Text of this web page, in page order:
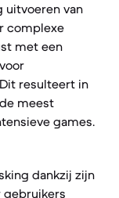
uitvoeren van
complexe
met een
resulteert in
meest
games.
dankzij zijn
gebruikers